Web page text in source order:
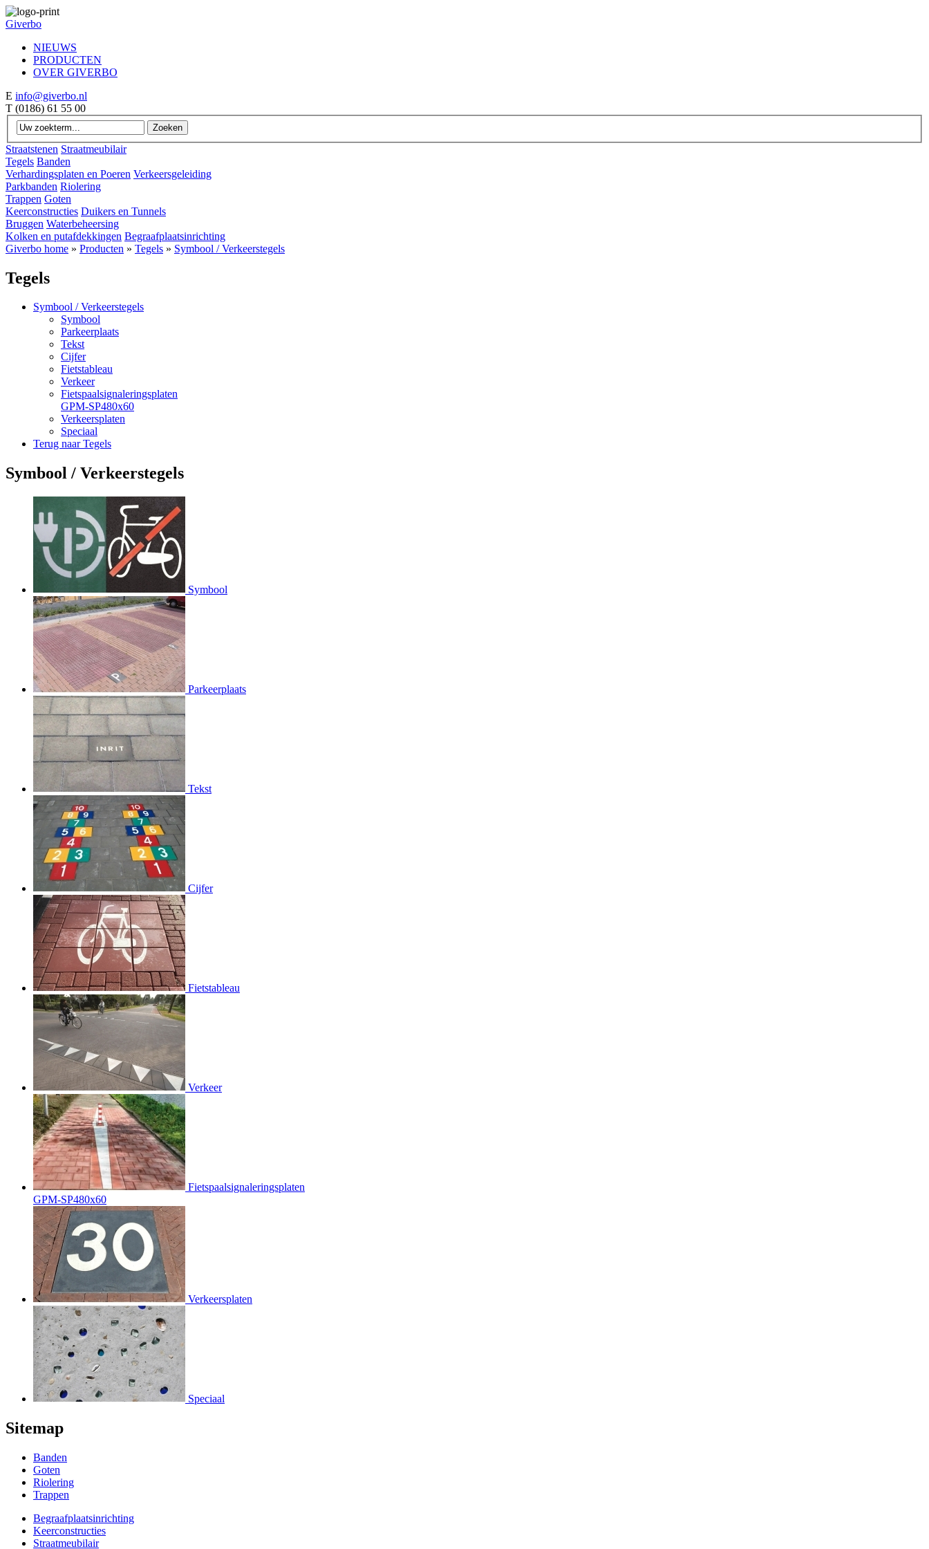
Giverbo
NIEUWS
PRODUCTEN
OVER GIVERBO
E info@giverbo.nl
T (0186) 61 55 00
Straatstenen Straatmeubilair
Tegels Banden
Verhardingsplaten en Poeren Verkeersgeleiding
Parkbanden Riolering
Trappen Goten
Keerconstructies Duikers en Tunnels
Bruggen Waterbeheersing
Kolken en putafdekkingen Begraafplaatsinrichting
Giverbo home » Producten » Tegels » Symbool / Verkeerstegels
Tegels
Symbool / Verkeerstegels
Symbool
Parkeerplaats
Tekst
Cijfer
Fietstableau
Verkeer
Fietspaalsignaleringsplaten
GPM-SP480x60
Verkeersplaten
Speciaal
Terug naar Tegels
Symbool / Verkeerstegels
Symbool
Parkeerplaats
Tekst
Cijfer
Fietstableau
Verkeer
Fietspaalsignaleringsplaten
GPM-SP480x60
Verkeersplaten
Speciaal
Sitemap
Banden
Goten
Riolering
Trappen
Begraafplaatsinrichting
Keerconstructies
Straatmeubilair